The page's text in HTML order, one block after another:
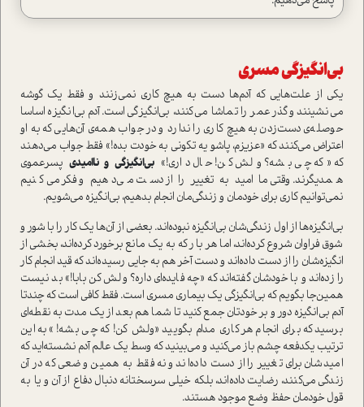
بی‌انگیزگی مسری
یکی از علت‌هایی که آدم‌ها دست به هیچ کاري نمی‌زنند و فقط یک گوشه
می‌نشینند و گذر عمر را تماشا می‌کنند، بی‌انگیزگی است. آدم بی‌انگیزه اساسا
حوصله‌ی دست‌زدن به هیچ کاری را ندارد و در جواب همه‌ی آن‌هایی که به او
اعتراض می‌کنند که «عزیزم، پاشو یه تکونی به خودت بده!» فقط جواب می‌دهند
که «که چی بشه؟ ولش کن! حال داری!» بی‌انگیزگی و ناامیدی پسرعموی
همدیگرند. وقتی ما امید به تغییر را از دست می‌دهیم و فکر می‌کنیم
نمی‌توانیم کاری برای خودمان و زندگی‌مان انجام بدهیم، بی‌انگیزه می‌شویم.
بی‌انگیزه‌ها از اول زندگی‌شان بی‌انگیزه نبوده‌اند. بعضی از آن‌ها یک کار را با شور و
شوق فراوان شروع کرده‌اند، اما هر بار که به یک مانع برخورد کرده‌اند، بخشی از
انگیزه‌شان را از دست داده‌اند و دست آخر هم به جایی رسیده‌اند که قید انجام کار
را زده‌اند و با خودشان گفته‌اند که «چه فایده‌ای داره؟ ولش کن بابا!» بد نیست
همین‌جا بگویم که بی‌انگیزگی یک بیماری مسری است. فقط کافی است که چندتا
آدم بی‌انگیزه دور و بر خودتان جمع کنید تا شما هم بعد از یک مدت به نقطه‌ای
برسید که برای انجام هر کاری مدام بگویید «ولش کن! که چی بشه!» به این
ترتیب یکدفعه چشم باز می‌کنید و می‌بینید که وسط یک عالم آدم نشسته‌اید که
امیدشان برای تغییر را از دست داده‌اند و نه فقط به همین وضعی که در آن
زندگی می‌کنند، رضایت داده‌اند، بلکه خیلی سرسختانه دنبال دفاع از آن و یا به
قول خودمان حفظ وضع موجود هستند.